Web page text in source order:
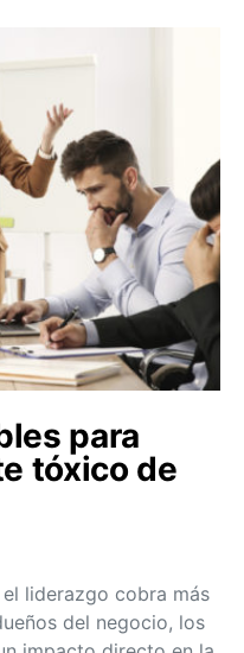
para
tóxico de
liderazgo cobra más
del negocio, los